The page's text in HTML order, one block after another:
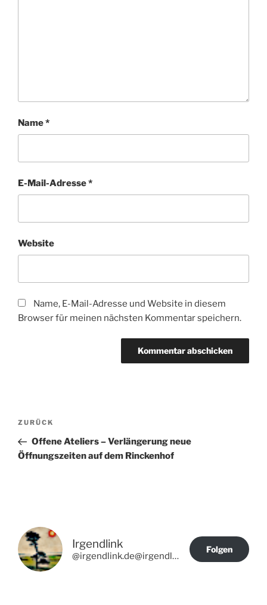
Name*
E-Mail-Adresse*
Website
Name, E-Mail-Adresse und Website in diesem
Browser für meinen nächsten Kommentar speichern.
Beitragsnavigation
Vorheriger
Beitrag
ZURÜCK
Offene Ateliers – Verlängerung neue
Öffnungszeiten auf dem Rinckenhof
Irgendlink
@irgendlink.de@irgendlink.de
Folgen